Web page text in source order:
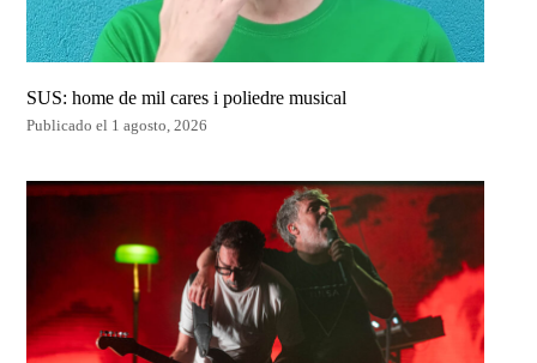
SUS: home de mil cares i poliedre musical
Publicado el 1 agosto, 2026